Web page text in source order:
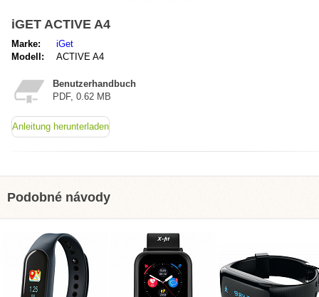
iGET ACTIVE A4
Marke:
iGet
Modell:
ACTIVE A4
Benutzerhandbuch
PDF, 0.62 MB
Anleitung herunterladen
Podobné návody